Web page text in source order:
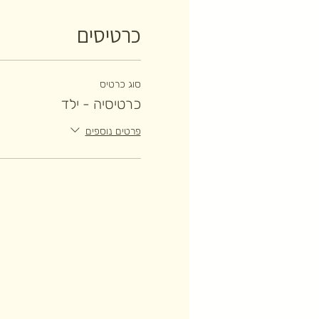
כרטיסים
סוג כרטיס
כרטיסיה - ילד
פרטים נוספים